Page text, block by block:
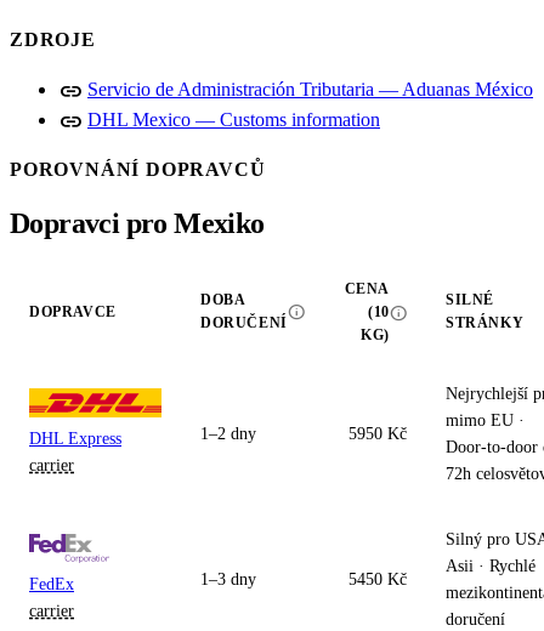
ZDROJE
link Servicio de Administración Tributaria — Aduanas México
link DHL Mexico — Customs information
POROVNÁNÍ DOPRAVCŮ
Dopravci pro Mexiko
DOPRAVCE
DOBA
DORUČENÍ
info
CENA
(10
KG)
info
SILNÉ
STRÁNKY
DHL Express
carrier
1–2 dny 5950 Kč
Nejrychlejší
mimo EU ·
Door-to-door
72h
FedEx
carrier
1–3 dny 5450 Kč
Silný pro
Asii · Rychlé
doručení